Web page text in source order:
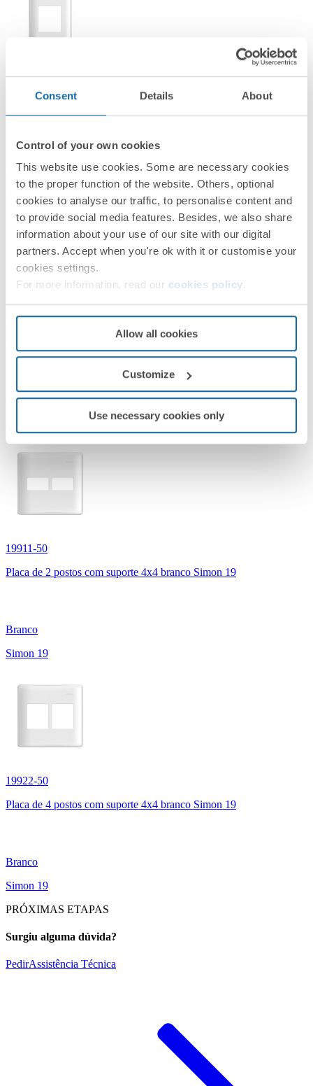
Consent Details About
Control of your own cookies
This website use cookies. Some are necessary cookies
to the proper function of the website. Others, optional
cookies to analyse our traffic, to personalise content and
to provide social media features. Besides, we also share
information about your use of our site with our digital
partners. Accept when you're ok with it or customise your
cookies settings.
For more information, read our cookies policy
Allow all cookies
Customize
Use necessary cookies only
Branco
Simon 19
19913-30
Placa de 3 postos com suporte 4x2 branco Simon 19
Branco
19911-50
Placa de 2 postos com suporte 4x4 branco Simon 19
Branco
Simon 19
19922-50
Placa de 4 postos com suporte 4x4 branco Simon 19
Branco
Simon 19
PRÓXIMAS ETAPAS
Surgiu alguma dúvida?
PedirAssistência Técnica